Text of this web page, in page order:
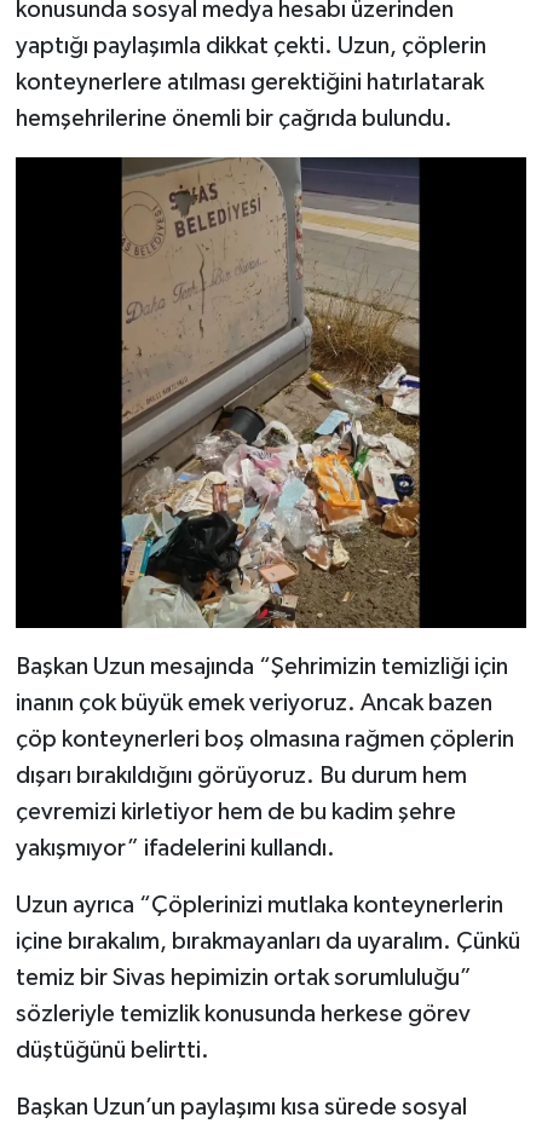
konusunda sosyal medya hesabı üzerinden
yaptığı paylaşımla dikkat çekti. Uzun, çöplerin
konteynerlere atılması gerektiğini hatırlatarak
hemşehrilerine önemli bir çağrıda bulundu.
Başkan Uzun mesajında “Şehrimizin temizliği için
inanın çok büyük emek veriyoruz. Ancak bazen
çöp konteynerleri boş olmasına rağmen çöplerin
dışarı bırakıldığını görüyoruz. Bu durum hem
çevremizi kirletiyor hem de bu kadim şehre
yakışmıyor” ifadelerini kullandı.
Uzun ayrıca “Çöplerinizi mutlaka konteynerlerin
içine bırakalım, bırakmayanları da uyaralım. Çünkü
temiz bir Sivas hepimizin ortak sorumluluğu”
sözleriyle temizlik konusunda herkese görev
düştüğünü belirtti.
Başkan Uzun’un paylaşımı kısa sürede sosyal
TEKNOLOJİ
YAŞAM